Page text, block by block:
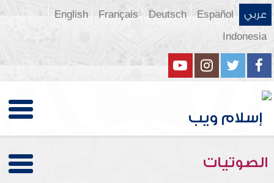
عربي Español
Deutsch
Français
English
Indonesia
الصوتيات